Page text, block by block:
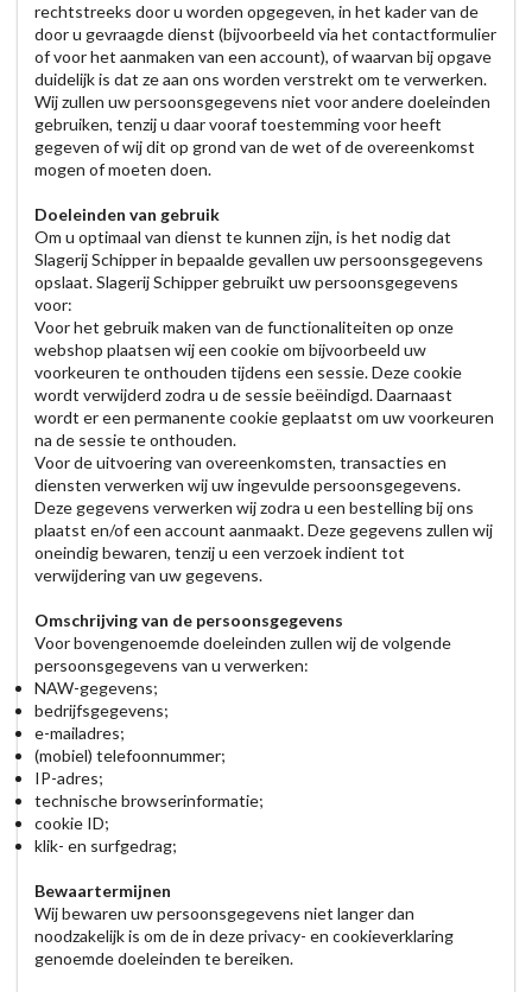
rechtstreeks door u worden opgegeven, in het kader van de
door u gevraagde dienst (bijvoorbeeld via het contactformulier
of voor het aanmaken van een account), of waarvan bij opgave
duidelijk is dat ze aan ons worden verstrekt om te verwerken.
Wij zullen uw persoonsgegevens niet voor andere doeleinden
gebruiken, tenzij u daar vooraf toestemming voor heeft
gegeven of wij dit op grond van de wet of de overeenkomst
mogen of moeten doen.
Doeleinden van gebruik
Om u optimaal van dienst te kunnen zijn, is het nodig dat
Slagerij Schipper in bepaalde gevallen uw persoonsgegevens
opslaat. Slagerij Schipper gebruikt uw persoonsgegevens
voor:
Voor het gebruik maken van de functionaliteiten op onze
webshop plaatsen wij een cookie om bijvoorbeeld uw
voorkeuren te onthouden tijdens een sessie. Deze cookie
wordt verwijderd zodra u de sessie beëindigd. Daarnaast
wordt er een permanente cookie geplaatst om uw voorkeuren
na de sessie te onthouden.
Voor de uitvoering van overeenkomsten, transacties en
diensten verwerken wij uw ingevulde persoonsgegevens.
Deze gegevens verwerken wij zodra u een bestelling bij ons
plaatst en/of een account aanmaakt. Deze gegevens zullen wij
oneindig bewaren, tenzij u een verzoek indient tot
verwijdering van uw gegevens.
Omschrijving van de persoonsgegevens
Voor bovengenoemde doeleinden zullen wij de volgende
persoonsgegevens van u verwerken:
NAW-gegevens;
bedrijfsgegevens;
e-mailadres;
(mobiel) telefoonnummer;
IP-adres;
technische browserinformatie;
cookie ID;
klik- en surfgedrag;
Bewaartermijnen
Wij bewaren uw persoonsgegevens niet langer dan
noodzakelijk is om de in deze privacy- en cookieverklaring
genoemde doeleinden te bereiken.